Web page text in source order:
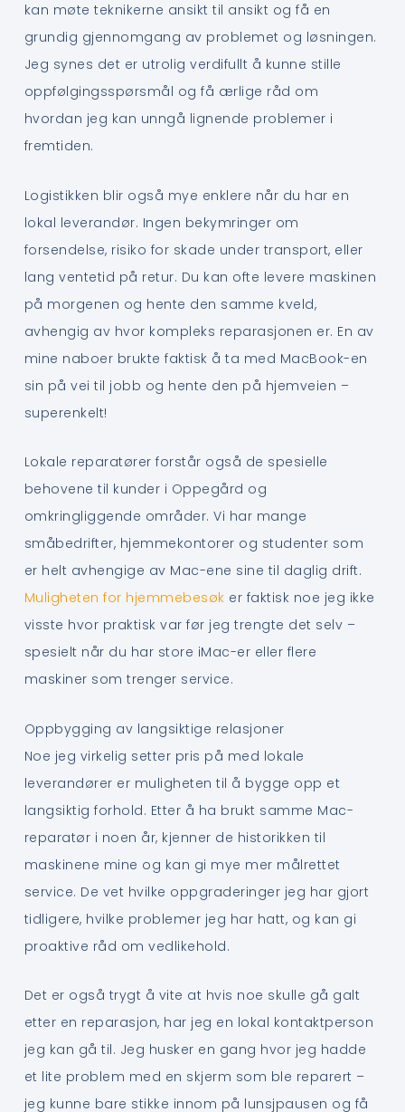
kan møte teknikerne ansikt til ansikt og få en
grundig gjennomgang av problemet og løsningen.
Jeg synes det er utrolig verdifullt å kunne stille
oppfølgingsspørsmål og få ærlige råd om
hvordan jeg kan unngå lignende problemer i
fremtiden.
Logistikken blir også mye enklere når du har en
lokal leverandør. Ingen bekymringer om
forsendelse, risiko for skade under transport, eller
lang ventetid på retur. Du kan ofte levere maskinen
på morgenen og hente den samme kveld,
avhengig av hvor kompleks reparasjonen er. En av
mine naboer brukte faktisk å ta med MacBook-en
sin på vei til jobb og hente den på hjemveien –
superenkelt!
Lokale reparatører forstår også de spesielle
behovene til kunder i Oppegård og
omkringliggende områder. Vi har mange
småbedrifter, hjemmekontorer og studenter som
er helt avhengige av Mac-ene sine til daglig drift.
Muligheten for hjemmebesøk er faktisk noe jeg ikke
visste hvor praktisk var før jeg trengte det selv –
spesielt når du har store iMac-er eller flere
maskiner som trenger service.
Oppbygging av langsiktige relasjoner
Noe jeg virkelig setter pris på med lokale
leverandører er muligheten til å bygge opp et
langsiktig forhold. Etter å ha brukt samme Mac-
reparatør i noen år, kjenner de historikken til
maskinene mine og kan gi mye mer målrettet
service. De vet hvilke oppgraderinger jeg har gjort
tidligere, hvilke problemer jeg har hatt, og kan gi
proaktive råd om vedlikehold.
Det er også trygt å vite at hvis noe skulle gå galt
etter en reparasjon, har jeg en lokal kontaktperson
jeg kan gå til. Jeg husker en gang hvor jeg hadde
et lite problem med en skjerm som ble reparert –
jeg kunne bare stikke innom på lunsjpausen og få